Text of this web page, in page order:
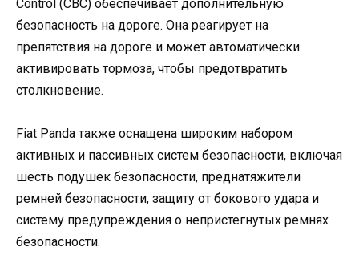
Control (CBC) обеспечивает дополнительную
безопасность на дороге. Она реагирует на
препятствия на дороге и может автоматически
активировать тормоза, чтобы предотвратить
столкновение.
Fiat Panda также оснащена широким набором
активных и пассивных систем безопасности, включая
шесть подушек безопасности, преднатяжители
ремней безопасности, защиту от бокового удара и
систему предупреждения о непристегнутых ремнях
безопасности.